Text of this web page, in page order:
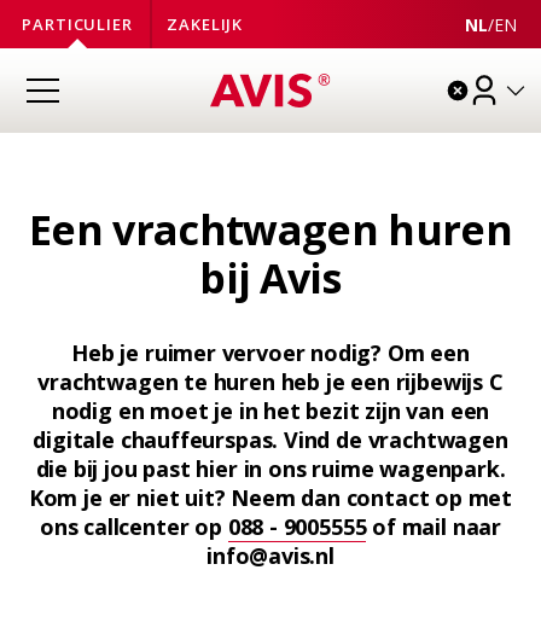
PARTICULIER ZAKELIJK NL/EN
Een vrachtwagen huren
bij Avis
Heb je ruimer vervoer nodig? Om een
vrachtwagen te huren heb je een rijbewijs C
nodig en moet je in het bezit zijn van een
digitale chauffeurspas. Vind de vrachtwagen
die bij jou past hier in ons ruime wagenpark.
Kom je er niet uit? Neem dan contact op met
ons callcenter op 088 - 9005555of mail naar
info@avis.nl